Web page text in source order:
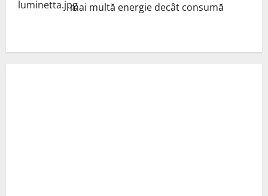
mai multă energie decât consumă